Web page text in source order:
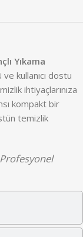
Yıkama
ve kullanıcı dostu
ihtiyaçlarınıza
kompakt bir
temizlik